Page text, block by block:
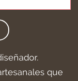
que